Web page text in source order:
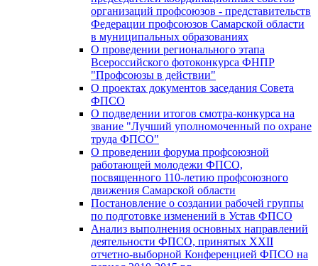
организаций профсоюзов - представительств
Федерации профсоюзов Самарской области
в муниципальных образованиях
О проведении регионального этапа
Всероссийского фотоконкурса ФНПР
"Профсоюзы в действии"
О проектах документов заседания Совета
ФПСО
О подведении итогов смотра-конкурса на
звание "Лучший уполномоченный по охране
труда ФПСО"
О проведении форума профсоюзной
работающей молодежи ФПСО,
посвященного 110-летию профсоюзного
движения Самарской области
Постановление о создании рабочей группы
по подготовке изменений в Устав ФПСО
Анализ выполнения основных направлений
деятельности ФПСО, принятых XXII
отчетно-выборной Конференцией ФПСО на